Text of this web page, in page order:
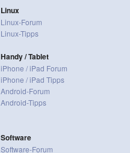
Linux
Linux-Forum
Linux-Tipps
Handy / Tablet
iPhone / iPad Forum
iPhone / iPad Tipps
Android-Forum
Android-Tipps
Software
Software-Forum